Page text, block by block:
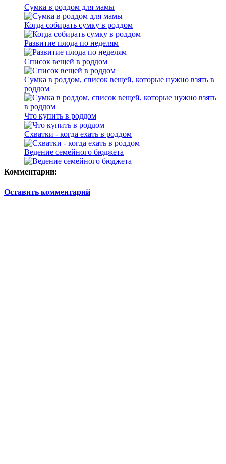
Сумка в роддом для мамы
Когда собирать сумку в роддом
Развитие плода по неделям
Cписок вещей в роддом
Сумка в роддом, список вещей, которые нужно взять в
роддом
Что купить в роддом
Схватки - когда ехать в роддом
Ведение семейного бюджета
Комментарии:
Оставить комментарий